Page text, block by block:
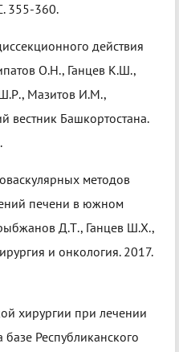
355-360.
действия
О.Н., Ганцев К.Ш.,
Мазитов И.М.,
вестник Башкортостана.
методов
печени в южном
Д.Т., Ганцев Ш.Х.,
и онкология. 2017.
хирургии при лечении
Республиканского